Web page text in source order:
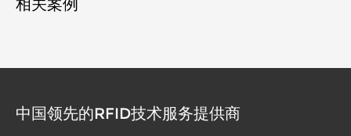
相关案例
中国领先的RFID技术服务提供商